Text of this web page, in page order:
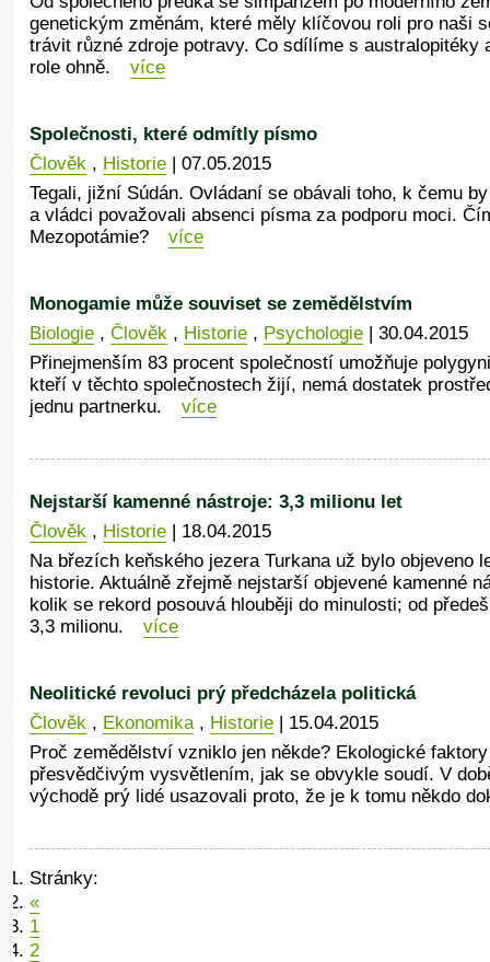
genetickým změnám, které měly klíčovou roli pro naši
trávit různé zdroje potravy. Co sdílíme s australopitéky
role ohně.
více
Společnosti, které odmítly písmo
Člověk, Historie| 07.05.2015
Tegali, jižní Súdán. Ovládaní se obávali toho, k čemu
a vládci považovali absenci písma za podporu moci.
Mezopotámie?
více
Monogamie může souviset se zemědělstvím
Biologie, Člověk, Historie, Psychologie| 30.04.2015
Přinejmenším 83 procent společností umožňuje
kteří v těchto společnostech žijí, nemá dostatek
jednu partnerku.
více
Nejstarší kamenné nástroje: 3,3 milionu let
Člověk, Historie| 18.04.2015
Na březích keňského jezera Turkana už bylo objeveno
historie. Aktuálně zřejmě nejstarší objevené kamenné
kolik se rekord posouvá hlouběji do minulosti; od
3,3 milionu.
více
Neolitické revoluci prý předcházela politická
Člověk, Ekonomika, Historie| 15.04.2015
Proč zemědělství vzniklo jen někde? Ekologické
přesvědčivým vysvětlením, jak se obvykle soudí. V
východě prý lidé usazovali proto, že je k tomu někdo
Stránky:
«
1
2